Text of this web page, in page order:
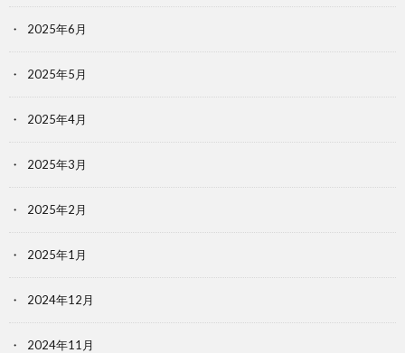
2025年6月
2025年5月
2025年4月
2025年3月
2025年2月
2025年1月
2024年12月
2024年11月